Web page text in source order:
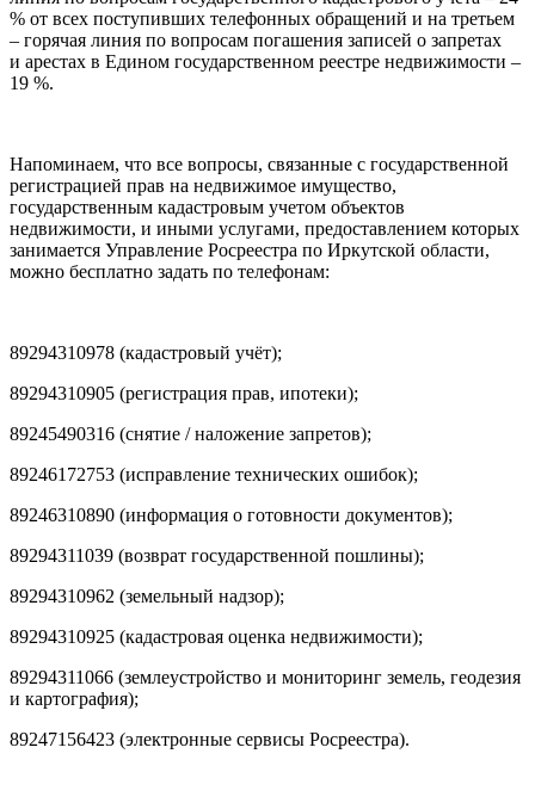
% от всех поступивших телефонных обращений и на третьем
– горячая линия по вопросам погашения записей о запретах
и арестах в Едином государственном реестре недвижимости –
19 %.
Напоминаем, что все вопросы, связанные с государственной
регистрацией прав на недвижимое имущество,
государственным кадастровым учетом объектов
недвижимости, и иными услугами, предоставлением которых
занимается Управление Росреестра по Иркутской области,
можно бесплатно задать по телефонам:
89294310978 (кадастровый учёт);
89294310905 (регистрация прав, ипотеки);
89245490316 (снятие / наложение запретов);
89246172753 (исправление технических ошибок);
89246310890 (информация о готовности документов);
89294311039 (возврат государственной пошлины);
89294310962 (земельный надзор);
89294310925 (кадастровая оценка недвижимости);
89294311066 (землеустройство и мониторинг земель, геодезия
и картография);
89247156423 (электронные сервисы Росреестра).